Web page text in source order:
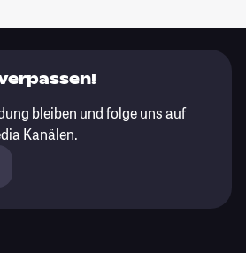
bleiben und folge uns auf
Kanälen.